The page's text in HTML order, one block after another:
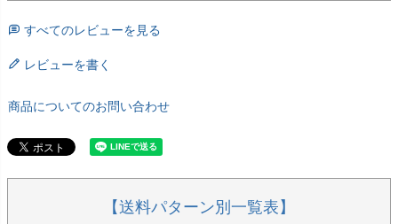
すべてのレビューを見る
レビューを書く
商品についてのお問い合わせ
【送料パターン別一覧表】